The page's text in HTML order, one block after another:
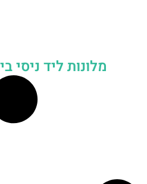
מלונות ליד ניסי